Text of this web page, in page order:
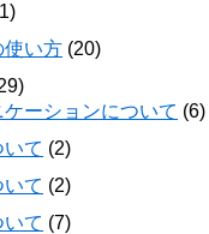
使い方 (20)
ケーションについて (6)
て (2)
て (2)
て (7)